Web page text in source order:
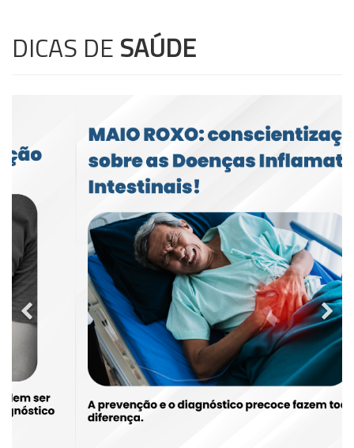
DICAS DE SAÚDE